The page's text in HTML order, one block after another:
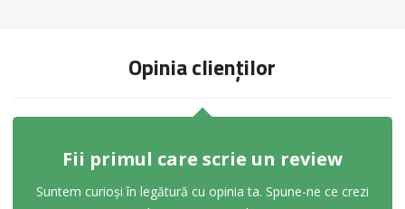
Opinia clienților
Fii primul care scrie un review
Suntem curioși în legătură cu opinia ta. Spune-ne ce crezi